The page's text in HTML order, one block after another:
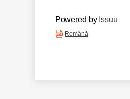
Powered by Issuu
Română